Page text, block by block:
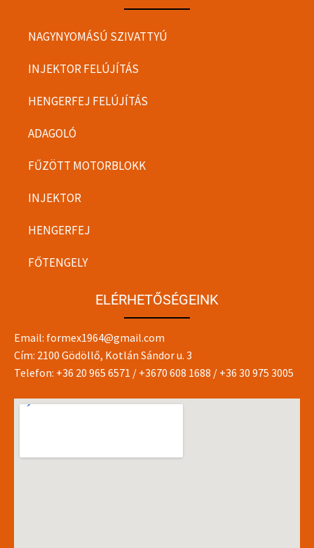
NAGYNYOMÁSÚ SZIVATTYÚ
INJEKTOR FELÚJÍTÁS
HENGERFEJ FELÚJÍTÁS
ADAGOLÓ
FŰZÖTT MOTORBLOKK
INJEKTOR
HENGERFEJ
FŐTENGELY
ELÉRHETŐSÉGEINK
Email: formex1964@gmail.com
Cím: 2100 Gödöllő, Kotlán Sándor u. 3
Telefon: +36 20 965 6571 / +3670 608 1688 / +36 30 975 3005